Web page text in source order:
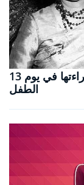
13 حرفًا لكل والد ، يجب على كل طفل قراءتها في يوم
الطفل